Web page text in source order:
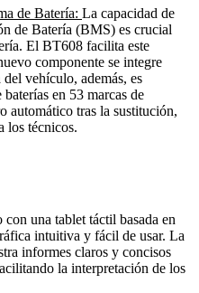
de Batería: La capacidad de
de Batería (BMS) es crucial
El BT608 facilita este
componente se integre
vehículo, además, es
en 53 marcas de
automático tras la sustitución,
los técnicos.
una tablet táctil basada en
intuitiva y fácil de usar. La
informes claros y concisos
la interpretación de los